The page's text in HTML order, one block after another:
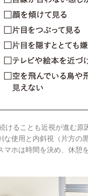
ることも近視が進む原
な使用と内斜視（片方の
ホは時間を決め、休憩